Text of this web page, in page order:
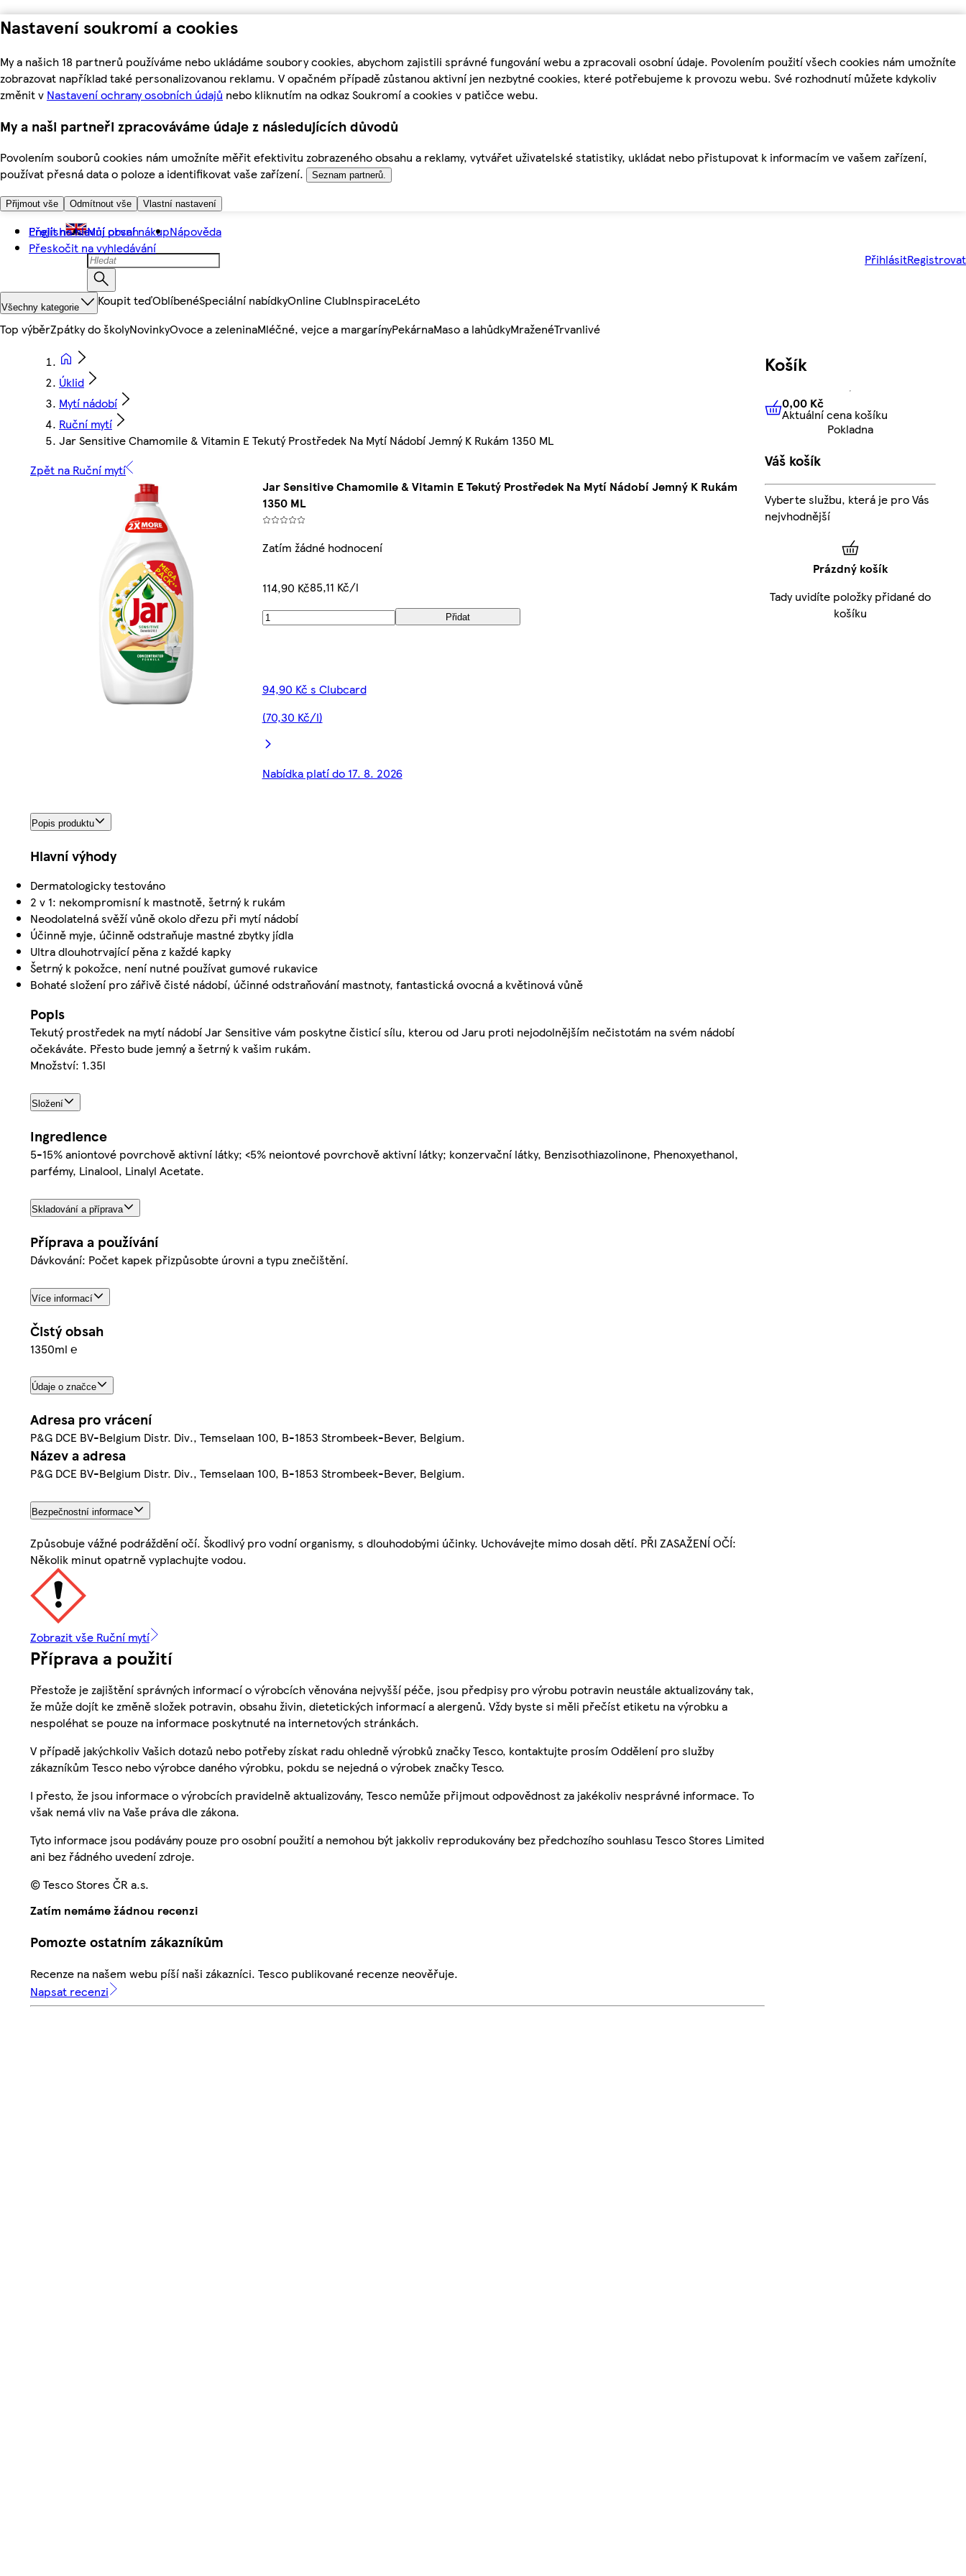
Nastavení soukromí a cookies
My a našich 18 partnerů používáme nebo ukládáme soubory cookies, abychom zajistili správné fungování webu a zpracovali osobní údaje. Povolením použití všech cookies nám umožníte
zobrazovat například také personalizovanou reklamu. V opačném případě zůstanou aktivní jen nezbytné cookies, které potřebujeme k provozu webu. Své rozhodnutí můžete kdykoliv
změnit v Nastavení ochrany osobních údajů nebo kliknutím na odkaz Soukromí a cookies v patičce webu.
My a naši partneři zpracováváme údaje z následujících důvodů
Povolením souborů cookies nám umožníte měřit efektivitu zobrazeného obsahu a reklamy, vytvářet uživatelské statistiky, ukládat nebo přistupovat k informacím ve vašem zařízení,
používat přesná data o poloze a identifikovat vaše zařízení.
Seznam partnerů.
Přijmout vše Odmítnout vše Vlastní nastavení
Přejít na hlavní obsah
Přeskočit na vyhledávání
English Můj první nákupNápověda
PřihlásitRegistrovat
Všechny kategorie Koupit teďOblíbenéSpeciální nabídkyOnline ClubInspiraceLéto
Top výběrZpátky do školyNovinkyOvoce a zeleninaMléčné, vejce a margarínyPekárnaMaso a lahůdkyMraženéTrvanlivé
Úklid
Mytí nádobí
Ruční mytí
Jar Sensitive Chamomile & Vitamin E Tekutý Prostředek Na Mytí Nádobí Jemný K Rukám 1350 ML
Zpět na Ruční mytí
Jar Sensitive Chamomile & Vitamin E Tekutý Prostředek Na Mytí Nádobí Jemný K Rukám
1350 ML
Zatím žádné hodnocení
114,90 Kč85,11 Kč/l
Přidat
94,90 Kč s Clubcard
(70,30 Kč/l)
Nabídka platí do 17. 8. 2026
Popis produktu
Hlavní výhody
Dermatologicky testováno
2 v 1: nekompromisní k mastnotě, šetrný k rukám
Neodolatelná svěží vůně okolo dřezu při mytí nádobí
Účinně myje, účinně odstraňuje mastné zbytky jídla
Ultra dlouhotrvající pěna z každé kapky
Šetrný k pokožce, není nutné používat gumové rukavice
Bohaté složení pro zářivě čisté nádobí, účinné odstraňování mastnoty, fantastická ovocná a květinová vůně
Popis
Tekutý prostředek na mytí nádobí Jar Sensitive vám poskytne čisticí sílu, kterou od Jaru proti nejodolnějším nečistotám na svém nádobí
očekáváte. Přesto bude jemný a šetrný k vašim rukám.
Množství: 1.35l
Složení
Ingredience
5-15% aniontové povrchově aktivní látky; <5% neiontové povrchově aktivní látky; konzervační látky, Benzisothiazolinone, Phenoxyethanol,
parfémy, Linalool, Linalyl Acetate.
Skladování a příprava
Příprava a používání
Dávkování: Počet kapek přizpůsobte úrovni a typu znečištění.
Více informací
Čistý obsah
1350ml ℮
Údaje o značce
Adresa pro vrácení
P&G DCE BV-Belgium Distr. Div., Temselaan 100, B-1853 Strombeek-Bever, Belgium.
Název a adresa
P&G DCE BV-Belgium Distr. Div., Temselaan 100, B-1853 Strombeek-Bever, Belgium.
Bezpečnostní informace
Způsobuje vážné podráždění očí. Škodlivý pro vodní organismy, s dlouhodobými účinky. Uchovávejte mimo dosah dětí. PŘI ZASAŽENÍ OČÍ:
Několik minut opatrně vyplachujte vodou.
Zobrazit vše Ruční mytí
Příprava a použití
Přestože je zajištění správných informací o výrobcích věnována nejvyšší péče, jsou předpisy pro výrobu potravin neustále aktualizovány tak,
že může dojít ke změně složek potravin, obsahu živin, dietetických informací a alergenů. Vždy byste si měli přečíst etiketu na výrobku a
nespoléhat se pouze na informace poskytnuté na internetových stránkách.
V případě jakýchkoliv Vašich dotazů nebo potřeby získat radu ohledně výrobků značky Tesco, kontaktujte prosím Oddělení pro služby
zákazníkům Tesco nebo výrobce daného výrobku, pokdu se nejedná o výrobek značky Tesco.
I přesto, že jsou informace o výrobcích pravidelně aktualizovány, Tesco nemůže přijmout odpovědnost za jakékoliv nesprávné informace. To
však nemá vliv na Vaše práva dle zákona.
Tyto informace jsou podávány pouze pro osobní použití a nemohou být jakkoliv reprodukovány bez předchozího souhlasu Tesco Stores Limited
ani bez řádného uvedení zdroje.
© Tesco Stores ČR a.s.
Zatím nemáme žádnou recenzi
Pomozte ostatním zákazníkům
Recenze na našem webu píší naši zákazníci. Tesco publikované recenze neověřuje.
Napsat recenzi
Košík
0,00 KčAktuální cena košíku
0,00 Kč
Aktuální cena košíku
Pokladna
Váš košík
Vyberte službu, která je pro Vás
nejvhodnější
Prázdný košík
Tady uvidíte položky přidané do
košíku